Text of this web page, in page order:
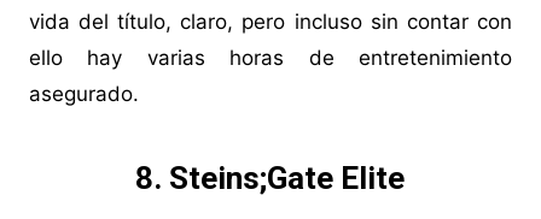
vida del título, claro, pero incluso sin contar con
ello hay varias horas de entretenimiento
asegurado.
8. Steins;Gate Elite